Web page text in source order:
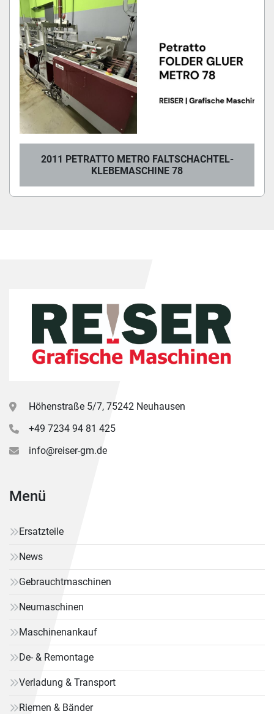
Zustand
2011 PETRATTO METRO FALTSCHACHTEL-
KLEBEMASCHINE 78
Höhenstraße 5/7, 75242 Neuhausen
+49 7234 94 81 425
info@reiser-gm.de
Menü
Ersatzteile
News
Gebrauchtmaschinen
Neumaschinen
Maschinenankauf
De- & Remontage
Verladung & Transport
Riemen & Bänder